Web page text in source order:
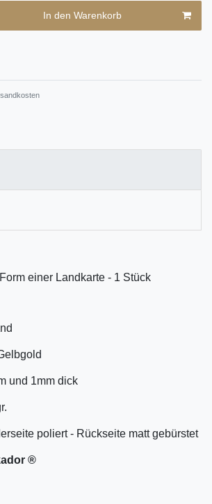
In den Warenkorb
einer Landkarte - 1 Stück
und 1mm dick
poliert - Rückseite matt gebürstet
®